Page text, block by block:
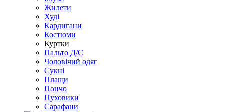
Жилети
Худі
Кардигани
Костюми
Куртки
Пальто Д/С
Чоловічий одяг
Сукні
Плащи
Пончо
Пуховики
Сарафани